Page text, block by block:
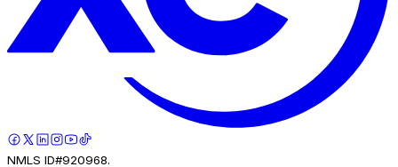
NMLS ID#920968.